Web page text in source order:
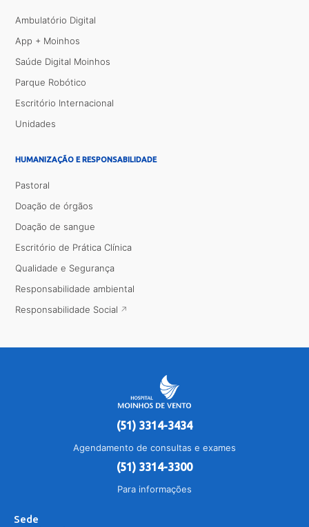
Ambulatório Digital
App + Moinhos
Saúde Digital Moinhos
Parque Robótico
Escritório Internacional
Unidades
HUMANIZAÇÃO E RESPONSABILIDADE
Pastoral
Doação de órgãos
Doação de sangue
Escritório de Prática Clínica
Qualidade e Segurança
Responsabilidade ambiental
Responsabilidade Social
(51) 3314-3434
Agendamento de consultas e exames
(51) 3314-3300
Para informações
Sede